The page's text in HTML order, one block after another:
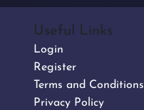
Useful Links
Login
Register
Terms and Conditions
Privacy Policy